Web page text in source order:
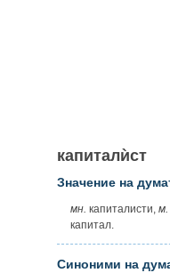
капиталѝст
Значение на
мн. капиталисти, м.
капитал.
Синоними на